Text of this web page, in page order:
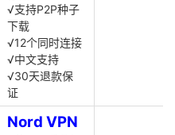
√支持P2P种子
下载
√12个同时连接
√中文支持
√30天退款保
证
Nord VPN